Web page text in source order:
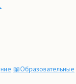
📖Образовательные